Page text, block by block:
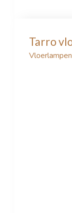
Tarro
Vloerlampen